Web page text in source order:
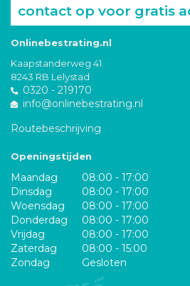
contact op voor gratis
Onlinebestrating.nl
Kaapstanderweg 41
8243 RB Lelystad
0320 - 219170
info@onlinebestrating.nl
Routebeschrijving
Openingstijden
Maandag
08:00 - 17:00
Dinsdag
08:00 - 17:00
Woensdag
08:00 - 17:00
Donderdag
08:00 - 17:00
Vrijdag
08:00 - 17:00
Zaterdag
08:00 - 15:00
Zondag
Gesloten